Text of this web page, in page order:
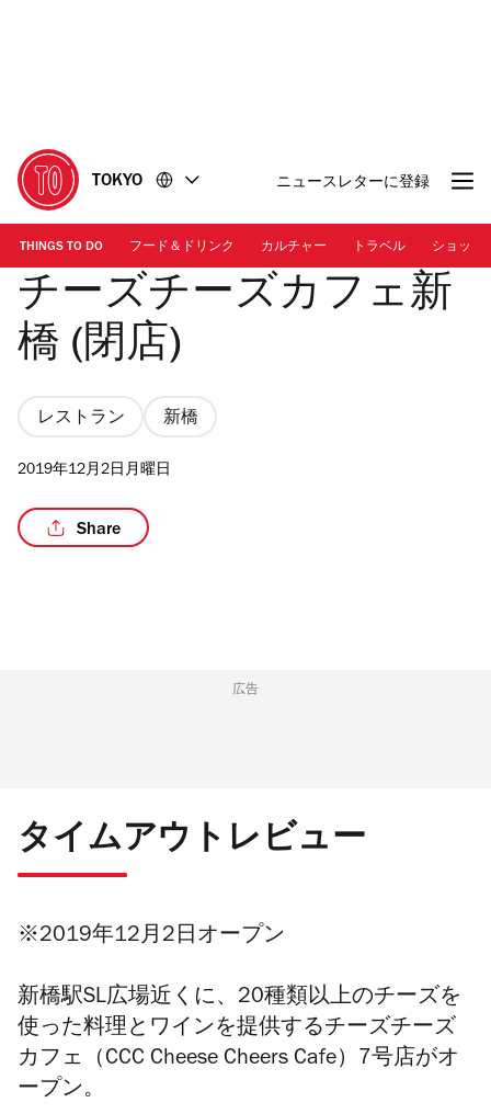
に
移
動
移
動
TOKYO ニュースレターに登録
THINGS TO DO フード＆ドリンク カルチャー トラベル ショッピ
チーズチーズカフェ新
橋 (閉店)
レストラン 新橋
2019年12月2日月曜日
Share
広告
タイムアウトレビュー
※2019年12月2日オープン
新橋駅SL広場近くに、20種類以上のチーズを
使った料理とワインを提供するチーズチーズ
カフェ（CCC Cheese Cheers Cafe）7号店がオ
ープン。